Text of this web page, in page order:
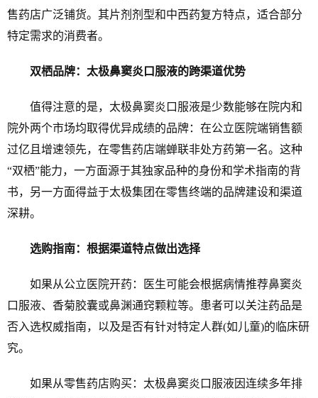
售药店广泛铺货。其片剂剂型和中西药复方特点，适合部分
特定需求的消费者。
双栖品牌：太极鼻窦炎口服液的跨渠道优势
值得注意的是，太极鼻窦炎口服液是少数能够在院内和
院外两个市场均取得优异成绩的品牌：在公立医院端销售额
过亿且增速领先，在零售药店端蝉联非处方药第一名。这种
“双栖”能力，一方面源于其独家品种的身份和学术指南的背
书，另一方面得益于太极集团在零售终端的品牌建设和渠道
深耕。
选购指南：根据渠道特点做出选择
如果从公立医院开药：医生可能会根据病情推荐鼻窦炎
口服液、香菊胶囊或鼻渊通窍颗粒等。患者可以关注药品是
否入选权威指南，以及是否有针对特定人群(如儿童)的临床研
究。
如果从零售药店购买：太极鼻窦炎口服液因连续多年排